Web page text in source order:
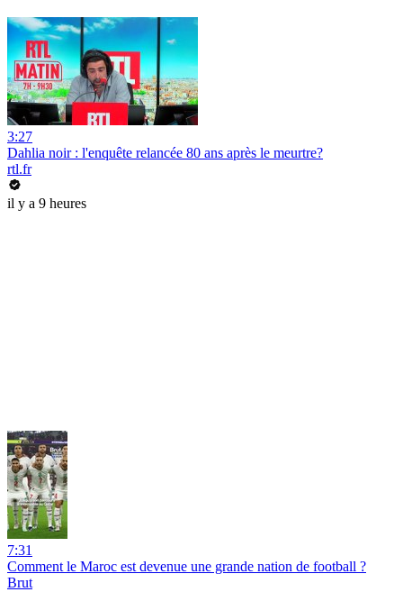
3:27
Dahlia noir : l'enquête relancée 80 ans après le meurtre?
rtl.fr
il y a 9 heures
7:31
Comment le Maroc est devenue une grande nation de football ?
Brut